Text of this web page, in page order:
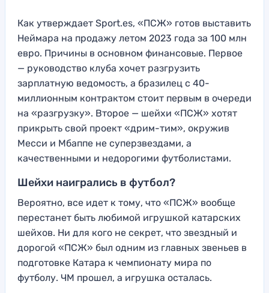
Как утверждает Sport.es, «ПСЖ» готов выставить
Неймара на продажу летом 2023 года за 100 млн
евро. Причины в основном финансовые. Первое
— руководство клуба хочет разгрузить
зарплатную ведомость, а бразилец с 40-
миллионным контрактом стоит первым в очереди
на «разгрузку». Второе — шейхи «ПСЖ» хотят
прикрыть свой проект «дрим-тим», окружив
Месси и Мбаппе не суперзвездами, а
качественными и недорогими футболистами.
Шейхи наигрались в футбол?
Вероятно, все идет к тому, что «ПСЖ» вообще
перестанет быть любимой игрушкой катарских
шейхов. Ни для кого не секрет, что звездный и
дорогой «ПСЖ» был одним из главных звеньев в
подготовке Катара к чемпионату мира по
футболу. ЧМ прошел, а игрушка осталась.